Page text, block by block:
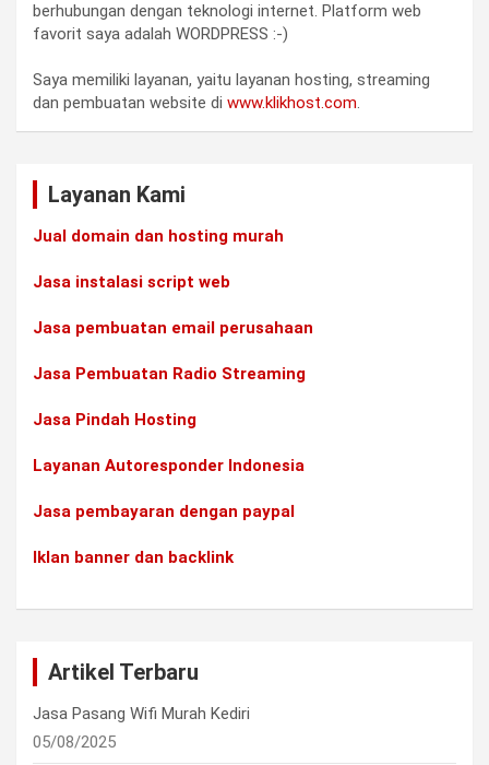
berhubungan dengan teknologi internet. Platform web
favorit saya adalah WORDPRESS :-)
Saya memiliki layanan, yaitu layanan hosting, streaming
dan pembuatan website di www.klikhost.com.
Layanan Kami
Jual domain dan hosting murah
Jasa instalasi script web
Jasa pembuatan email perusahaan
Jasa Pembuatan Radio Streaming
Jasa Pindah Hosting
Layanan Autoresponder Indonesia
Jasa pembayaran dengan paypal
Iklan banner dan backlink
Artikel Terbaru
Jasa Pasang Wifi Murah Kediri
05/08/2025